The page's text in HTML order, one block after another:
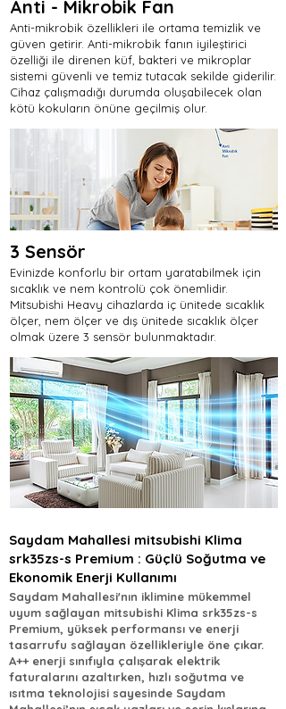
Anti - Mikrobik Fan
Anti-mikrobik özellikleri ile ortama temizlik ve
güven getirir. Anti-mikrobik fanın iyileştirici
özelliği ile direnen küf, bakteri ve mikroplar
sistemi güvenli ve temiz tutacak sekilde giderilir.
Cihaz çalışmadığı durumda oluşabilecek olan
kötü kokuların önüne geçilmiş olur.
3 Sensör
Evinizde konforlu bir ortam yaratabilmek için
sıcaklık ve nem kontrolü çok önemlidir.
Mitsubishi Heavy cihazlarda iç ünitede sıcaklık
ölçer, nem ölçer ve dış ünitede sıcaklık ölçer
olmak üzere 3 sensör bulunmaktadır.
Saydam Mahallesi mitsubishi Klima
srk35zs-s Premium : Güçlü Soğutma ve
Ekonomik Enerji Kullanımı
Saydam Mahallesi'nın iklimine mükemmel
uyum sağlayan mitsubishi Klima srk35zs-s
Premium, yüksek performansı ve enerji
tasarrufu sağlayan özellikleriyle öne çıkar.
A++ enerji sınıfıyla çalışarak elektrik
faturalarını azaltırken, hızlı soğutma ve
ısıtma teknolojisi sayesinde Saydam